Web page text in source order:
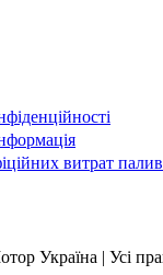
витрат
Україна | Усі